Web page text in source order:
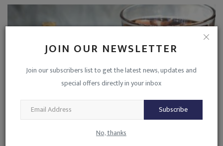
JOIN OUR NEWSLETTER
Join our subscribers list to get the latest news, updates and
special offers directly in your inbox
Subscribe
No, thanks
इस पेड़ की "छाल" का पानी पीने से मिलती है कई रोगों से राहत,...